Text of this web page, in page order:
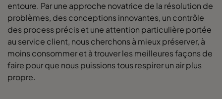
entoure. Par une approche novatrice de la résolution de
problèmes, des conceptions innovantes, un contrôle
des process précis et une attention particulière portée
au service client, nous cherchons à mieux préserver, à
moins consommer et à trouver les meilleures façons de
faire pour que nous puissions tous respirer un air plus
propre.